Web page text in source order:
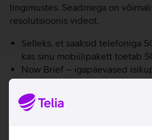
tingimustes. Seadmega on
resolutsioonis videot.
Selleks, et saaksid telefoniga
kas sinu mobiilipakett toetab
Now Brief – igapäevased
ja kohandatud soovitused
Circle to Search - tee ring
Reaalajas tõlge: Galaxy AI